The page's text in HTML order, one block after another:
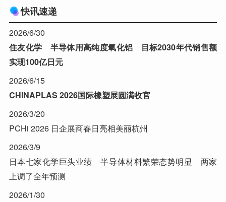
快讯速递
2026/6/30
住友化学 半导体用高纯度氧化铝 目标2030年代销售额
实现100亿日元
2026/6/15
CHINAPLAS 2026国际橡塑展圆满收官
2026/3/20
PCHi 2026 日企展商春日亮相美丽杭州
2026/3/9
日本七家化学巨头业绩 半导体材料繁荣态势明显 两家
上调了全年预测
2026/1/30